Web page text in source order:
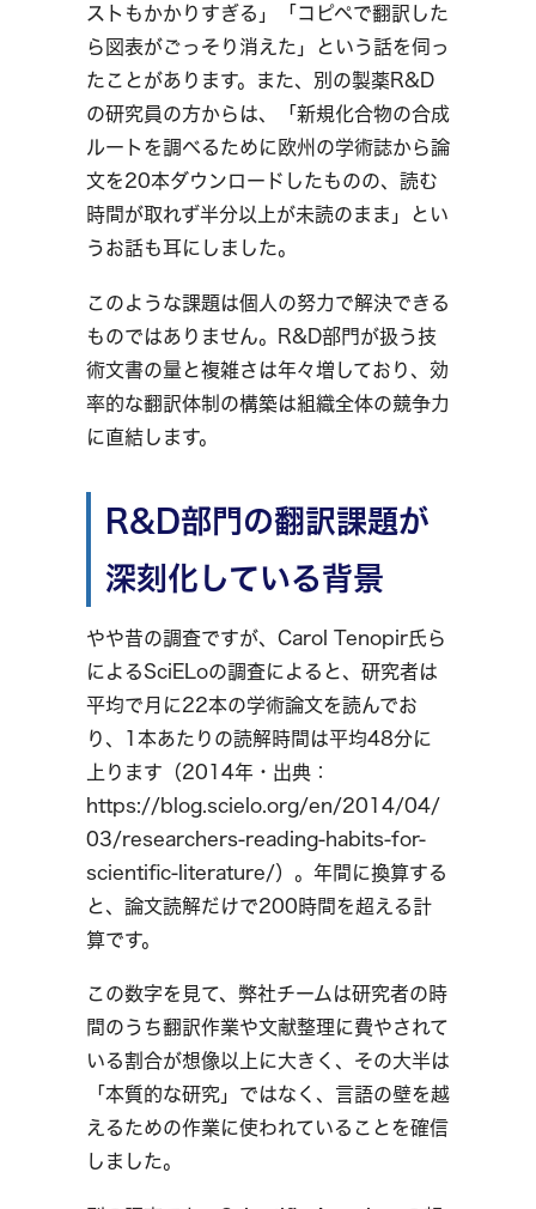
ストもかかりすぎる」「コピペで翻訳した
ら図表がごっそり消えた」という話を伺っ
たことがあります。また、別の製薬R&D
の研究員の方からは、「新規化合物の合成
ルートを調べるために欧州の学術誌から論
文を20本ダウンロードしたものの、読む
時間が取れず半分以上が未読のまま」とい
うお話も耳にしました。
このような課題は個人の努力で解決できる
ものではありません。R&D部門が扱う技
術文書の量と複雑さは年々増しており、効
率的な翻訳体制の構築は組織全体の競争力
に直結します。
R&D部門の翻訳課題が
深刻化している背景
やや昔の調査ですが、Carol Tenopir氏ら
によるSciELoの調査によると、研究者は
平均で月に22本の学術論文を読んでお
り、1本あたりの読解時間は平均48分に
上ります（2014年・出典：
https://blog.scielo.org/en/2014/04/
03/researchers-reading-habits-for-
scientific-literature/）。年間に換算する
と、論文読解だけで200時間を超える計
算です。
この数字を見て、弊社チームは研究者の時
間のうち翻訳作業や文献整理に費やされて
いる割合が想像以上に大きく、その大半は
「本質的な研究」ではなく、言語の壁を越
えるための作業に使われていることを確信
しました。